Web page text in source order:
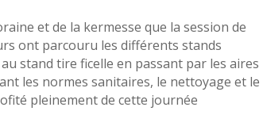
et de la kermesse que la session de
ont parcouru les différents stands
stand tire ficelle en passant par les aires
les normes sanitaires, le nettoyage et le
pleinement de cette journée